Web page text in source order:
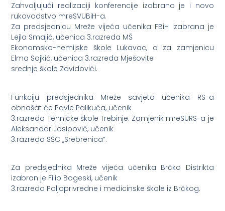
Zahvaljujući realizaciji konferencije izabrano je i novo
rukovodstvo mreSVUBiH-a.
Za predsjednicu Mreže vijeća učenika FBiH izabrana je
Lejla Smajić, učenica 3.razreda MŠ
Ekonomsko-hemijske škole Lukavac, a za zamjenicu
Elma Sojkić, učenica 3.razreda Mješovite
srednje škole Zavidovići.
Funkciju predsjednika Mreže savjeta učenika RS-a
obnašat će Pavle Palikuća, učenik
3.razreda Tehničke škole Trebinje. Zamjenik mreSURS-a je
Aleksandar Josipović, učenik
3.razreda SŠC „Srebrenica“.
Za predsjednika Mreže vijeća učenika Brčko Distrikta
izabran je Filip Bogeski, učenik
3.razreda Poljoprivredne i medicinske škole iz Brčkog.